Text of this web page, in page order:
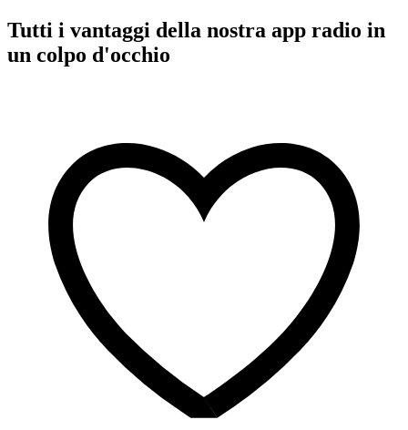
Tutti i vantaggi della nostra app radio in
un colpo d'occhio